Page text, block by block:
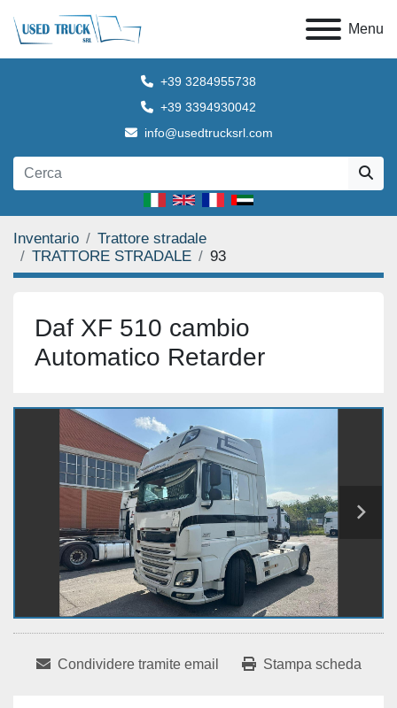
Menu
+39 3284955738
+39 3394930042
info@usedtrucksrl.com
Inventario
Trattore stradale
TRATTORE STRADALE
93
Daf XF 510 cambio
Automatico Retarder
Condividere tramite email Stampa scheda